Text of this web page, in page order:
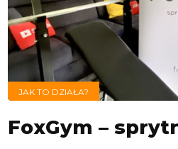
JAK TO DZIAŁA?
FoxGym –